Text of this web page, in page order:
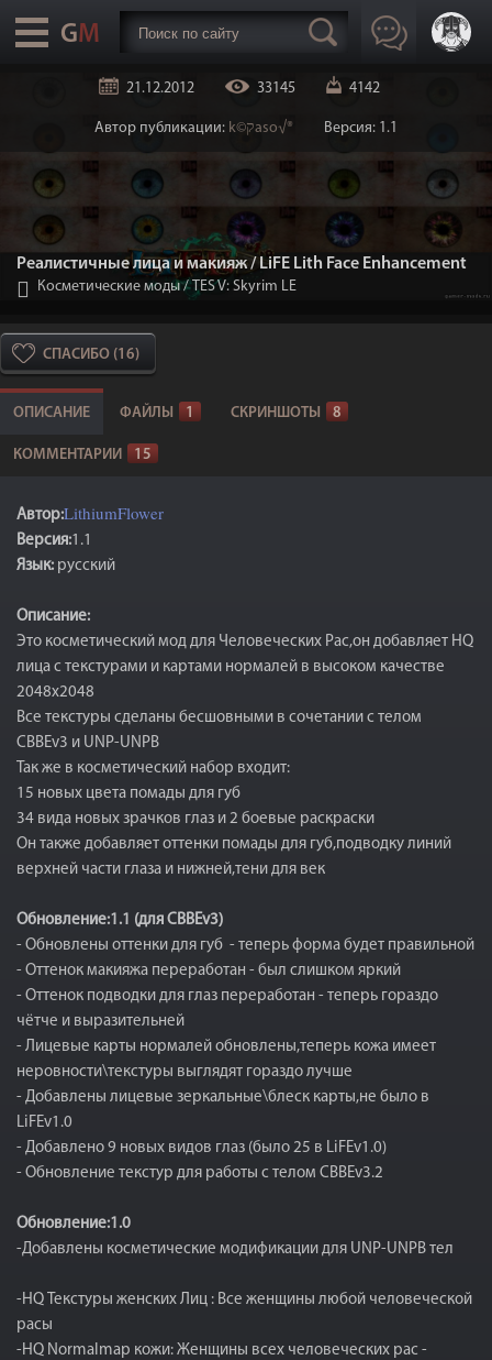
21.12.2012 33145 4142
Автор публикации: k©קaso√® Версия: 1.1
Реалистичные лица и макияж / LiFE Lith Face Enhancement
Косметические моды/ TES V: Skyrim LE
СПАСИБО (16)
ОПИСАНИЕ ФАЙЛЫ 1 СКРИНШОТЫ 8
КОММЕНТАРИИ 15
Автор:LithiumFlower
Версия:1.1
Язык: русский
Описание:
Это косметический мод для Человеческих Рас,он добавляет HQ
лица с текстурами и картами нормалей в высоком качестве
2048x2048
Все текстуры сделаны бесшовными в сочетании с телом
CBBEv3 и UNP-UNPB
Так же в косметический набор входит:
15 новых цвета помады для губ
34 вида новых зрачков глаз и 2 боевые раскраски
Он также добавляет оттенки помады для губ,подводку линий
верхней части глаза и нижней,тени для век
Обновление:1.1 (для CBBEv3)
- Обновлены оттенки для губ - теперь форма будет правильной
- Оттенок макияжа переработан - был слишком яркий
- Оттенок подводки для глаз переработан - теперь гораздо
чётче и выразительней
- Лицевые карты нормалей обновлены,теперь кожа имеет
неровности\текстуры выглядят гораздо лучше
- Добавлены лицевые зеркальные\блеск карты,не было в
LiFEv1.0
- Добавлено 9 новых видов глаз (было 25 в LiFEv1.0)
- Обновление текстур для работы с телом CBBEv3.2
Обновление:1.0
-Добавлены косметические модификации для UNP-UNPB тел
-HQ Текстуры женских Лиц : Все женщины любой человеческой
расы
-HQ Normalmap кожи: Женщины всех человеческих рас -